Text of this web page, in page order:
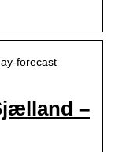
forecast
–